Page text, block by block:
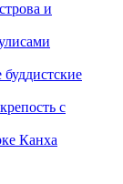
и
с
Канха